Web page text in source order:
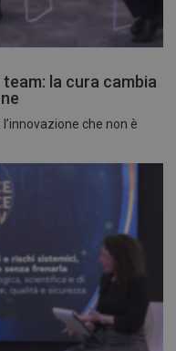
la cura cambia
che non è